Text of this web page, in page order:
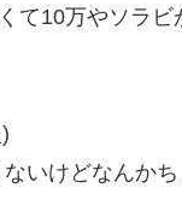
て10万やソラ
いけどなんか